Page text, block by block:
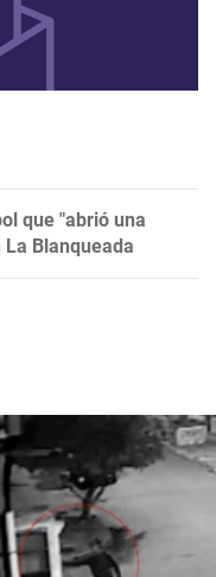
que "abrió una
Blanqueada